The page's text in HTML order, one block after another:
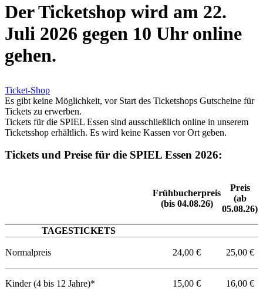
Der Ticketshop wird am 22.
Juli 2026 gegen 10 Uhr online
gehen.
Ticket-Shop
Es gibt keine Möglichkeit, vor Start des Ticketshops Gutscheine für
Tickets zu erwerben.
Tickets für die SPIEL Essen sind ausschließlich online in unserem
Ticketsshop erhältlich. Es wird keine Kassen vor Ort geben.
Tickets und Preise für die SPIEL Essen 2026:
Frühbucherpreis
(bis 04.08.26)
Preis
(ab
05.08.26)
TAGESTICKETS
Normalpreis 24,00 € 25,00 €
Kinder (4 bis 12 Jahre)* 15,00 € 16,00 €